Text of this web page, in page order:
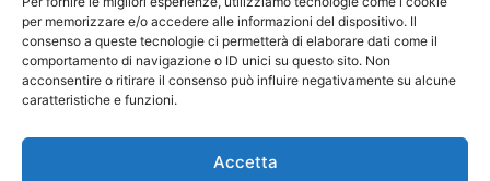
per memorizzare e/o accedere alle informazioni del dispositivo. Il
consenso a queste tecnologie ci permetterà di elaborare dati come il
comportamento di navigazione o ID unici su questo sito. Non
acconsentire o ritirare il consenso può influire negativamente su alcune
caratteristiche e funzioni.
Accetta
Voli low cost(4)
Web(9)
week end(45)
Wellness(11)